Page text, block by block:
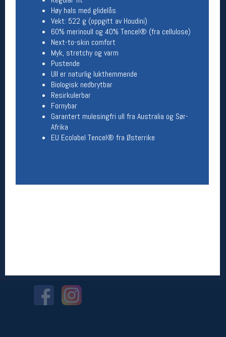
Høy hals med glidelås
Vekt: 522 g (oppgitt av Houdini)
60% merinoull og 40% Tencel® (fra cellulose)
Next-to-skin comfort
Myk, stretchy og varm
Pustende
Ull er naturlig lukthemmende
Biologisk nedbrytbar
Resirkulerbar
Fornybar
Garantert mulesingfri ull fra Australia og Sør-
Afrika
EU Ecolabel Tencel® fra Østerrike
Åpningstider verkstedet
Man-Fredag:
Lørdag:
Om verkstedet
For å bestille time må du logge inn i
nettbutikken og trykke på den nederste blå
linjen
Betingelser
Org. nr: 976754360